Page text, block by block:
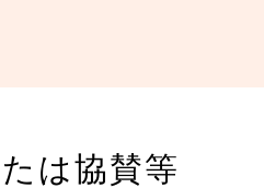
は協賛等